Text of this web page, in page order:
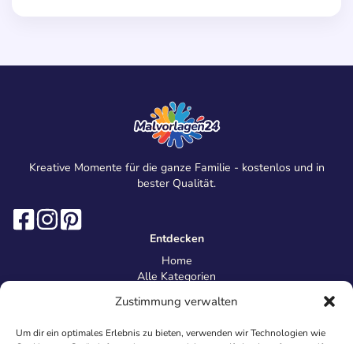
Zustimmung verwalten
Um dir ein optimales Erlebnis zu bieten, verwenden wir Technologien wie
Kreative Momente für die ganze Familie - kostenlos und in
bester Qualität.
Entdecken
Home
Alle Kategorien
Information
Über uns